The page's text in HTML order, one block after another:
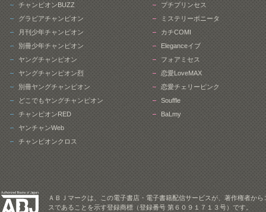
チャンピオンBUZZ
グラビアチャンピオン
月刊少年チャンピオン
別冊少年チャンピオン
ヤングチャンピオン
ヤングチャンピオン烈
別冊ヤングチャンピオン
どこでもヤングチャンピオン
チャンピオンRED
ヤンチャンWeb
チャンピオンクロス
プチプリンセス
ミステリーボニータ
カチCOMI
Eleganceイブ
フォアミセス
恋愛LoveMAX
恋愛チェリーピンク
Souffle
BaLmy
ＡＢＪマークは、この電子書店・電子書籍配信サービスが、著作権者か
スであることを示す登録商標（登録番号 第６０９１７１３号）です。